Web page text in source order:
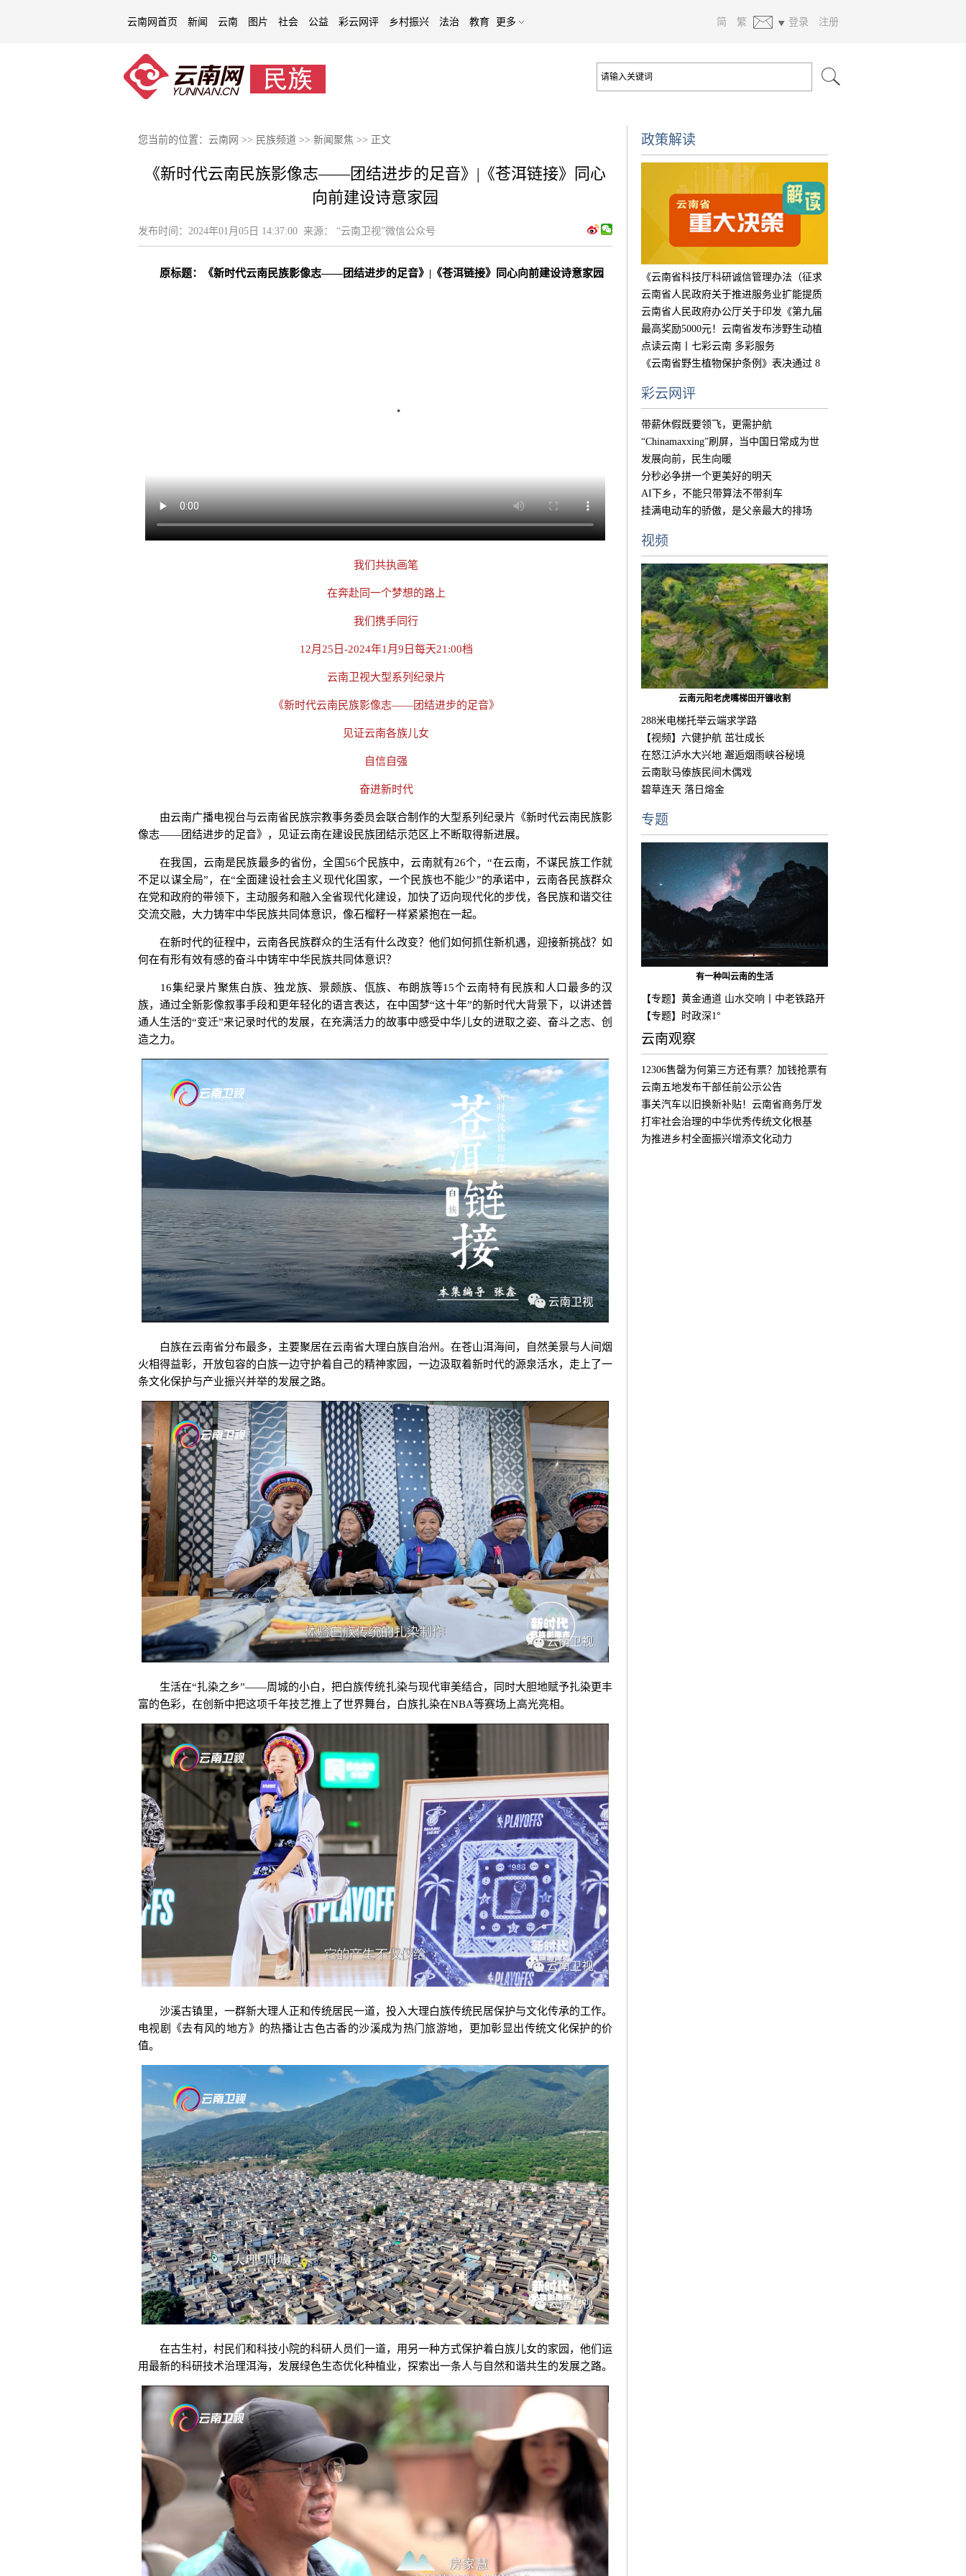
云南网首页 新闻 云南 图片 社会 公益 彩云网评 乡村振兴 法治 教育 更多 简 繁 登录 注册
您当前的位置： 云南网 >> 民族频道 >> 新闻聚焦 >> 正文
《新时代云南民族影像志——团结进步的足音》|《苍洱链接》同心
向前建设诗意家园
发布时间： 2024年01月05日 14:37:00 来源： “云南卫视”微信公众号
原标题：《新时代云南民族影像志——团结进步的足音》|《苍洱链接》同心向前建设诗意家园
我们共执画笔
在奔赴同一个梦想的路上
我们携手同行
12月25日-2024年1月9日每天21:00档
云南卫视大型系列纪录片
《新时代云南民族影像志——团结进步的足音》
见证云南各族儿女
自信自强
奋进新时代
由云南广播电视台与云南省民族宗教事务委员会联合制作的大型系列纪录片《新时代云南民族影
像志——团结进步的足音》，见证云南在建设民族团结示范区上不断取得新进展。
在我国，云南是民族最多的省份，全国56个民族中，云南就有26个，“在云南，不谋民族工作就
不足以谋全局”，在“全面建设社会主义现代化国家，一个民族也不能少”的承诺中，云南各民族群众
在党和政府的带领下，主动服务和融入全省现代化建设，加快了迈向现代化的步伐，各民族和谐交往
交流交融，大力铸牢中华民族共同体意识，像石榴籽一样紧紧抱在一起。
在新时代的征程中，云南各民族群众的生活有什么改变？他们如何抓住新机遇，迎接新挑战？如
何在有形有效有感的奋斗中铸牢中华民族共同体意识？
16集纪录片聚焦白族、独龙族、景颇族、佤族、布朗族等15个云南特有民族和人口最多的汉
族，通过全新影像叙事手段和更年轻化的语言表达，在中国梦“这十年”的新时代大背景下，以讲述普
通人生活的“变迁”来记录时代的发展，在充满活力的故事中感受中华儿女的进取之姿、奋斗之志、创
造之力。
白族在云南省分布最多，主要聚居在云南省大理白族自治州。在苍山洱海间，自然美景与人间烟
火相得益彰，开放包容的白族一边守护着自己的精神家园，一边汲取着新时代的源泉活水，走上了一
条文化保护与产业振兴并举的发展之路。
生活在“扎染之乡”——周城的小白，把白族传统扎染与现代审美结合，同时大胆地赋予扎染更丰
富的色彩，在创新中把这项千年技艺推上了世界舞台，白族扎染在NBA等赛场上高光亮相。
沙溪古镇里，一群新大理人正和传统居民一道，投入大理白族传统民居保护与文化传承的工作。
电视剧《去有风的地方》的热播让古色古香的沙溪成为热门旅游地，更加彰显出传统文化保护的价
值。
在古生村，村民们和科技小院的科研人员们一道，用另一种方式保护着白族儿女的家园，他们运
用最新的科研技术治理洱海，发展绿色生态优化种植业，探索出一条人与自然和谐共生的发展之路。
政策解读
《云南省科技厅科研诚信管理办法（征求
意见
云南省人民政府关于推进服务业扩能提质
的实
云南省人民政府办公厅关于印发《第九届
中国
最高奖励5000元！云南省发布涉野生动植
物违
点读云南丨七彩云南 多彩服务
《云南省野生植物保护条例》表决通过 8
彩云网评
带薪休假既要领飞，更需护航
“Chinamaxxing”刷屏，当中国日常成为世
界
发展向前，民生向暖
分秒必争拼一个更美好的明天
AI下乡，不能只带算法不带刹车
挂满电动车的骄傲，是父亲最大的排场
视频
云南元阳老虎嘴梯田开镰收割
288米电梯托举云端求学路
【视频】六健护航 茁壮成长
在怒江泸水大兴地 邂逅烟雨峡谷秘境
云南耿马傣族民间木偶戏
碧草连天 落日熔金
专题
有一种叫云南的生活
【专题】黄金通道 山水交响丨中老铁路开
通
【专题】时政深1°
云南观察
12306售罄为何第三方还有票？加钱抢票有
用
云南五地发布干部任前公示公告
事关汽车以旧换新补贴！云南省商务厅发
布公
打牢社会治理的中华优秀传统文化根基
为推进乡村全面振兴增添文化动力